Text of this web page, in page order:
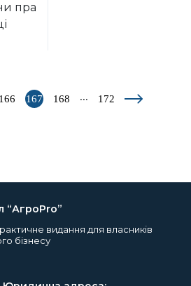
пра
166 167 168 ... 172
“АгроPro”
видання для власників
бізнесу